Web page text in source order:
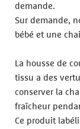
demande.
Sur demande,
bébé et une
La housse de
tissu a des
conserver la
fraîcheur
Ce produit